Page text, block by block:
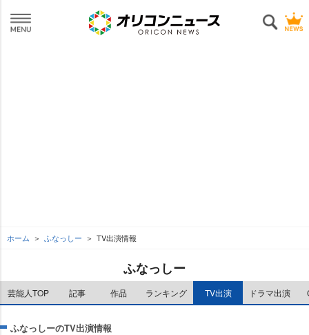
ホーム ふなっしー TV出演情報
ふなっしー
芸能人TOP 記事 作品 ランキング TV出演 ドラマ出演
ふなっしーのTV出演情報